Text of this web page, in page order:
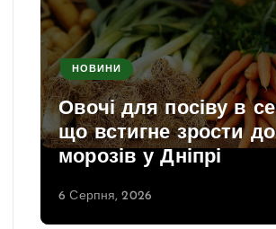
НОВИНИ
Овочі для посіву в
що встигне зрости до
морозів у Дніпрі
6 Серпня, 2026